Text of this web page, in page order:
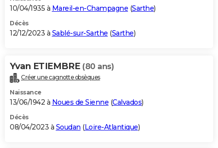
S'inscrire
Se connecter
Lycées
Collèges
Primaires
Universités
Entreprises
Service militaire
Avis de recherche
AVIS DE DÉCÈS
Bricolage
Lifestyle
Culture
Sport
Auto
Television
Voyage
Cinema
10/04/1935 à Mareil-en-Champagne (Sarthe)
Décès
12/12/2023 à Sablé-sur-Sarthe (Sarthe)
Yvan ETIEMBRE (80 ans)
Créer une cagnotte obsèques
Naissance
13/06/1942 à Noues de Sienne (Calvados)
Décès
08/04/2023 à Soudan (Loire-Atlantique)